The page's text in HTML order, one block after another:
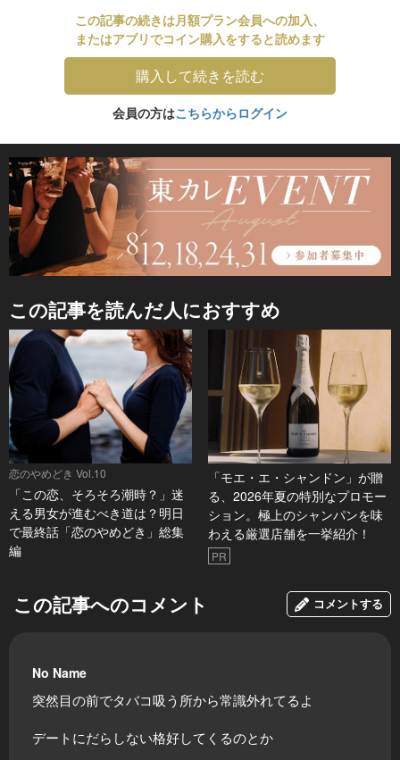
この記事の続きは月額プラン会員への加入、
またはアプリでコイン購入をすると読めます
購入して続きを読む
会員の方はこちらからログイン
この記事を読んだ人におすすめ
恋のやめどき Vol.10
「この恋、そろそろ潮時？」迷
える男女が進むべき道は？明日
で最終話「恋のやめどき」総集
編
「モエ・エ・シャンドン」が贈
る、2026年夏の特別なプロモー
ション。極上のシャンパンを味
わえる厳選店舗を一挙紹介！
PR
この記事へのコメント コメントする
No Name
突然目の前でタバコ吸う所から常識外れてるよ
デートにだらしない格好してくるのとか